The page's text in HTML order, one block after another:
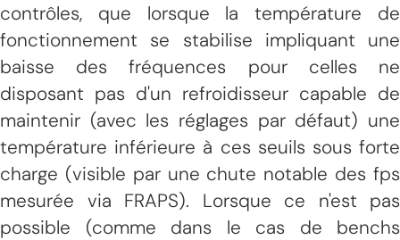
contrôles, que lorsque la température de
fonctionnement se stabilise impliquant une
baisse des fréquences pour celles ne
disposant pas d'un refroidisseur capable de
maintenir (avec les réglages par défaut) une
température inférieure à ces seuils sous forte
charge (visible par une chute notable des fps
mesurée via FRAPS). Lorsque ce n'est pas
possible (comme dans le cas de benchs